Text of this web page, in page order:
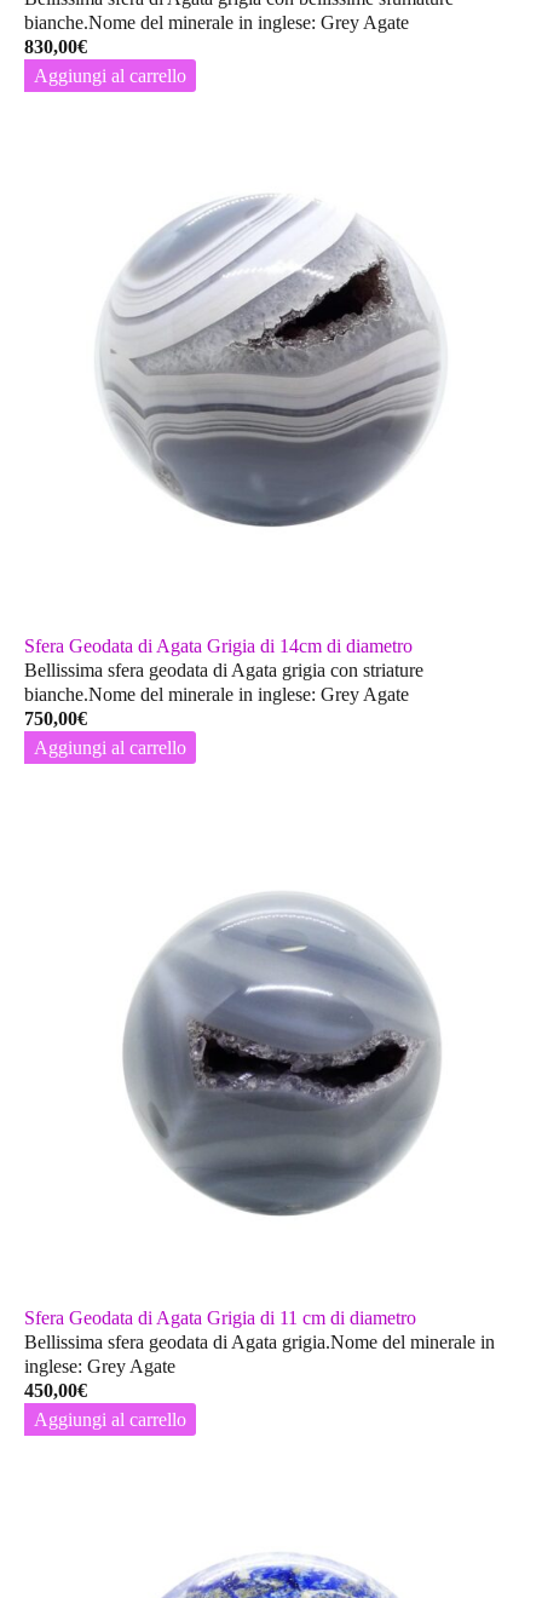
bianche.Nome del minerale in inglese: Grey Agate
830,00€
Aggiungi al carrello
Sfera Geodata di Agata Grigia di 14cm di diametro
Bellissima sfera geodata di Agata grigia con striature
bianche.Nome del minerale in inglese: Grey Agate
750,00€
Aggiungi al carrello
Sfera Geodata di Agata Grigia di 11 cm di diametro
Bellissima sfera geodata di Agata grigia.Nome del minerale in
inglese: Grey Agate
450,00€
Aggiungi al carrello